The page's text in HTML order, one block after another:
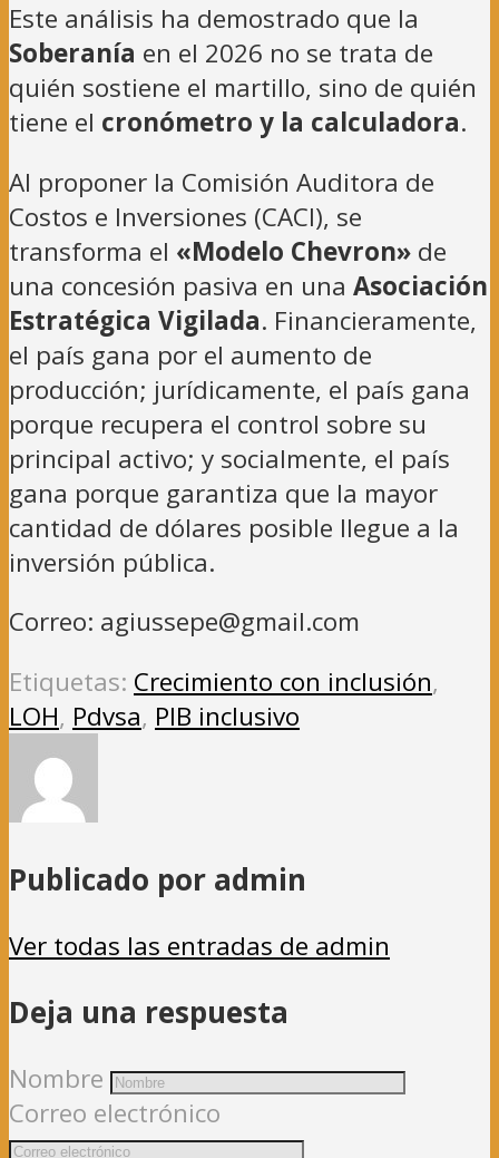
Este análisis ha demostrado que la
Soberanía en el 2026 no se trata de
quién sostiene el martillo, sino de quién
tiene el cronómetro y la calculadora.
Al proponer la Comisión Auditora de
Costos e Inversiones (CACI), se
transforma el «Modelo Chevron» de
una concesión pasiva en una Asociación
Estratégica Vigilada. Financieramente,
el país gana por el aumento de
producción; jurídicamente, el país gana
porque recupera el control sobre su
principal activo; y socialmente, el país
gana porque garantiza que la mayor
cantidad de dólares posible llegue a la
inversión pública.
Correo: agiussepe@gmail.com
Etiquetas: Crecimiento con inclusión,
LOH, Pdvsa, PIB inclusivo
Publicado por admin
Ver todas las entradas de admin
Deja una respuesta
Nombre
Correo electrónico